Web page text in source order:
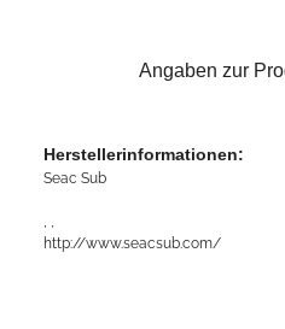
Angaben zur
Herstellerinformationen:
Seac Sub
http://www.seacsub.com/